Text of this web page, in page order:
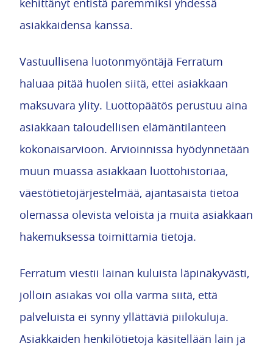
kehittänyt entistä paremmiksi yhdessä
asiakkaidensa kanssa.
Vastuullisena luotonmyöntäjä Ferratum
haluaa pitää huolen siitä, ettei asiakkaan
maksuvara ylity. Luottopäätös perustuu aina
asiakkaan taloudellisen elämäntilanteen
kokonaisarvioon. Arvioinnissa hyödynnetään
muun muassa asiakkaan luottohistoriaa,
väestötietojärjestelmää, ajantasaista tietoa
olemassa olevista veloista ja muita asiakkaan
hakemuksessa toimittamia tietoja.
Ferratum viestii lainan kuluista läpinäkyvästi,
jolloin asiakas voi olla varma siitä, että
palveluista ei synny yllättäviä piilokuluja.
Asiakkaiden henkilötietoja käsitellään lain ja